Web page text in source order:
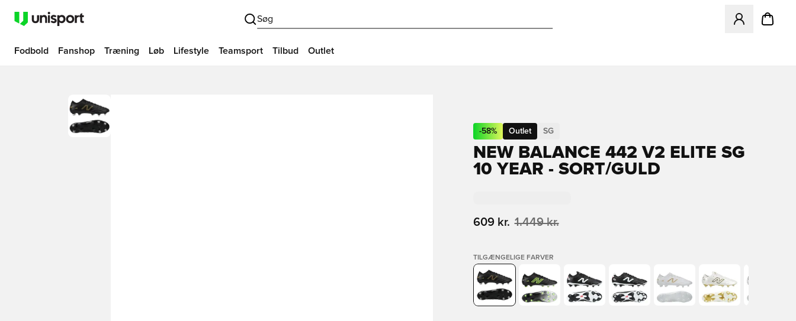
Søg
Åbner en
Fodbold Fanshop Træning Løb Lifestyle Teamsport Tilbud Outlet
-58% Outlet SG
NEW BALANCE 442 V2 ELITE SG
10 YEAR - SORT/GULD
609 kr. 1.449 kr.
TILGÆNGELIGE FARVER